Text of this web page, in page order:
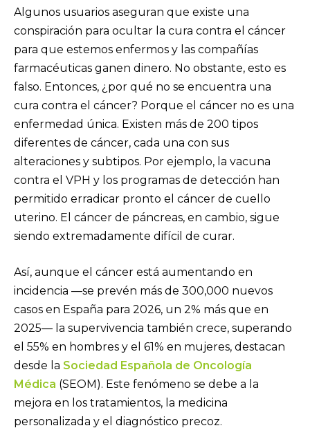
Algunos usuarios aseguran que existe una
conspiración para ocultar la cura contra el cáncer
para que estemos enfermos y las compañías
farmacéuticas ganen dinero. No obstante, esto es
falso. Entonces, ¿por qué no se encuentra una
cura contra el cáncer? Porque el cáncer no es una
enfermedad única. Existen más de 200 tipos
diferentes de cáncer, cada una con sus
alteraciones y subtipos. Por ejemplo, la vacuna
contra el VPH y los programas de detección han
permitido erradicar pronto el cáncer de cuello
uterino. El cáncer de páncreas, en cambio, sigue
siendo extremadamente difícil de curar.
Así, aunque el cáncer está aumentando en
incidencia —se prevén más de 300,000 nuevos
casos en España para 2026, un 2% más que en
2025— la supervivencia también crece, superando
el 55% en hombres y el 61% en mujeres, destacan
desde la Sociedad Española de Oncología
Médica (SEOM). Este fenómeno se debe a la
mejora en los tratamientos, la medicina
personalizada y el diagnóstico precoz.